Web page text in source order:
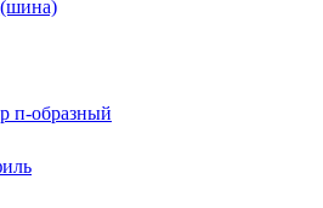
п-образный